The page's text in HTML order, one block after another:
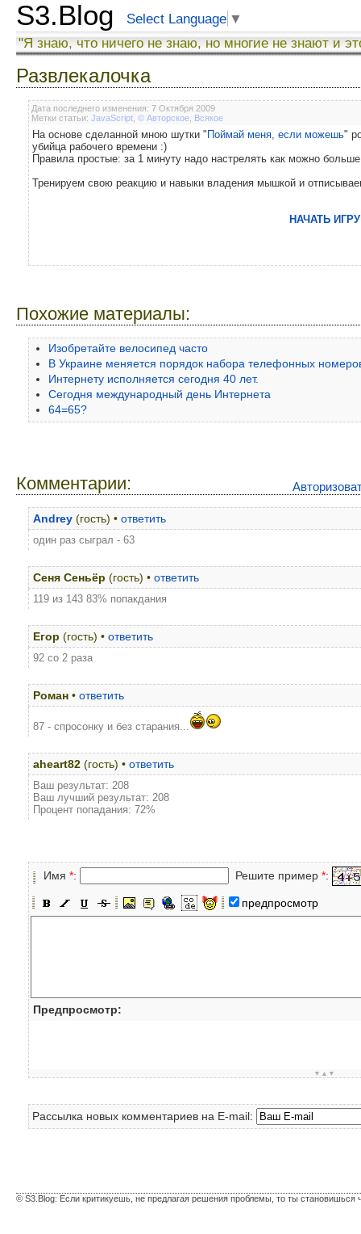
S3.Blog Select Language ▼
"Я знаю, что ничего не знаю, но многие не знают и
Развлекалочка
Дата последнего изменения: 7 Октября 2009
Метки статьи: JavaScript © Авторское Всякое
На основе сделанной мною шутки " Поймай меня, если можешь"
убийца рабочего времени :)
Правила простые: за 1 минуту надо настрелять как можно
Тренируем свою реакцию и навыки владения мышкой и
НАЧАТЬ ИГРУ
Похожие материалы:
Изобретайте велосипед часто
В Украине меняется порядок набора телефонных
Интернету исполняется сегодня 40 лет.
Сегодня международный день Интернета
64=65?
Комментарии:
Andrey (гость) • ответить
один раз сыграл - 63
Сеня Сеньёр (гость) • ответить
119 из 143 83% попакдания
Егор (гость) • ответить
92 со 2 раза
Роман • ответить
87 - спросонку и без старания...
aheart82 (гость) • ответить
Ваш результат: 208
Ваш лучший результат: 208
Процент попадания: 72%
Имя *: Решите пример *:
предпросмотр
Предпросмотр:
▼▲▼
Рассылка новых комментариев на E-mail:
© S3.Blog: Если критикуешь, не предлагая решения проблемы, то ты становишься